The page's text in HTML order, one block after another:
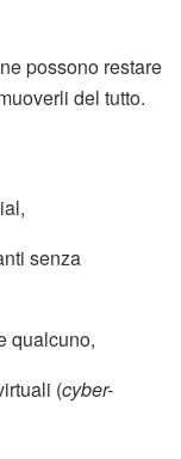
possono restare
del tutto.
senza
qualcuno,
(cyber-